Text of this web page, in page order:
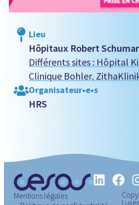
Lieu
Hôpitaux Robert
Différents sites : Hôpital
Clinique Bohler,
Organisateur•e•s
HRS
Mentions légales